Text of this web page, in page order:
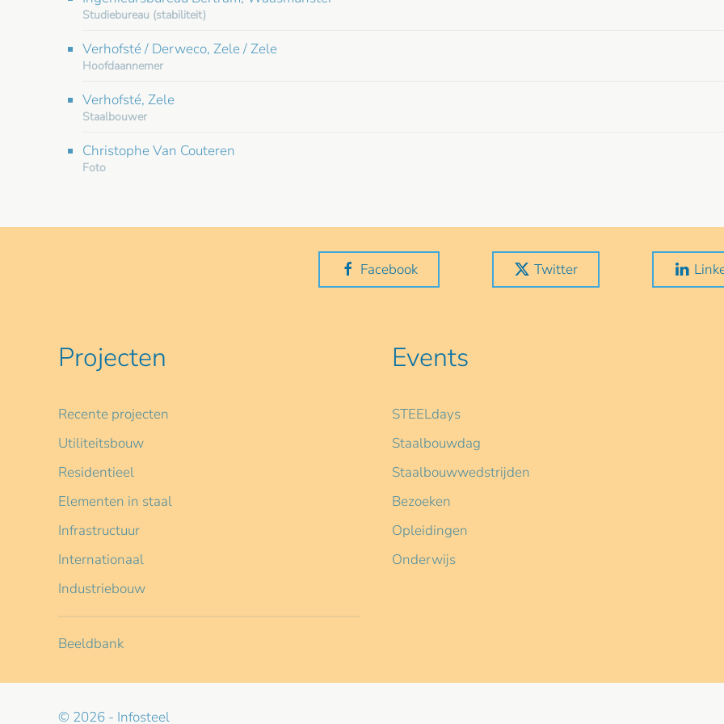
Studiebureau (stabiliteit)
Verhofsté / Derweco, Zele / Zele
Hoofdaannemer
Verhofsté, Zele
Staalbouwer
Christophe Van Couteren
Foto
Facebook Twitter
Projecten
Recente projecten
Utiliteitsbouw
Residentieel
Elementen in staal
Infrastructuur
Internationaal
Industriebouw
Beeldbank
Events
STEELdays
Staalbouwdag
Staalbouwwedstrijden
Bezoeken
Opleidingen
Onderwijs
© 2026 - Infosteel